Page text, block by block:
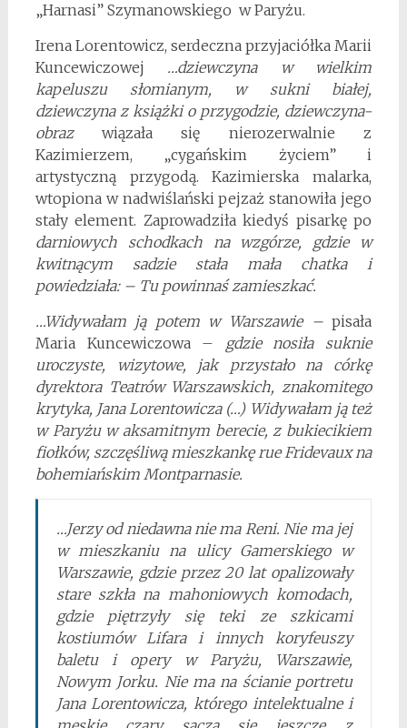
„Harnasi” Szymanowskiego w Paryżu.
Irena Lorentowicz, serdeczna przyjaciółka Marii
Kuncewiczowej …dziewczyna w wielkim
kapeluszu słomianym, w sukni białej,
dziewczyna z książki o przygodzie, dziewczyna-
obrazwiązała się nierozerwalnie z
Kazimierzem, „cygańskim życiem” i
artystyczną przygodą. Kazimierska malarka,
wtopiona w nadwiślański pejzaż stanowiła jego
stały element. Zaprowadziła kiedyś pisarkę po
darniowych schodkach na wzgórze, gdzie w
kwitnącym sadzie stała mała chatka
i
powiedziała: – Tu powinnaś zamieszkać.
…Widywałam ją potem w Warszawie –pisała
Maria Kuncewiczowa – gdzie nosiła suknie
uroczyste, wizytowe, jak przystało na córkę
dyrektora Teatrów Warszawskich, znakomitego
krytyka, Jana Lorentowicza (…) Widywałam ją też
w Paryżu w aksamitnym berecie, z bukiecikiem
fiołków, szczęśliwą mieszkankę rue Fridevaux na
bohemiańskim Montparnasie.
…Jerzy od niedawna nie ma Reni. Nie ma jej
w mieszkaniu na ulicy Gamerskiego w
Warszawie, gdzie przez 20 lat opalizowały
stare szkła na mahoniowych komodach,
gdzie piętrzyły się teki ze szkicami
kostiumów Lifara i innych koryfeuszy
baletu i opery w Paryżu, Warszawie,
Nowym Jorku. Nie ma na ścianie portretu
Jana Lorentowicza, którego intelektualne i